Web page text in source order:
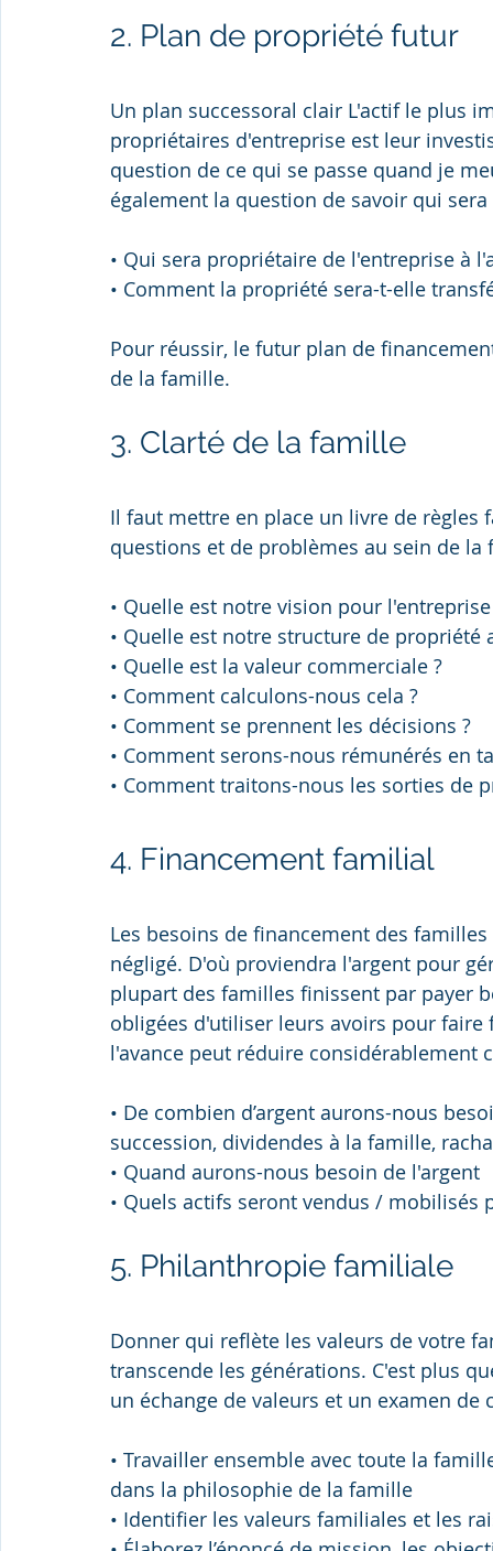
2. Plan de propriété futur
Un plan successoral clair L'actif le plus
propriétaires d'entreprise est leur
question de ce qui se passe quand je
également la question de savoir qui
• Qui sera propriétaire de l'entreprise à
• Comment la propriété sera-t-elle
Pour réussir, le futur plan de
de la famille.
3. Clarté de la famille
Il faut mettre en place un livre de
questions et de problèmes au sein de
• Quelle est notre vision pour l'entreprise
• Quelle est notre structure de propriété
• Quelle est la valeur commerciale ?
• Comment calculons-nous cela ?
• Comment se prennent les décisions ?
• Comment serons-nous rémunérés en
• Comment traitons-nous les sorties de
4. Financement familial
Les besoins de financement des
négligé. D'où proviendra l'argent pour
plupart des familles finissent par payer
obligées d'utiliser leurs avoirs pour
l'avance peut réduire considérablement
• De combien d’argent aurons-nous
succession, dividendes à la famille,
• Quand aurons-nous besoin de l'argent
• Quels actifs seront vendus /
5. Philanthropie familiale
Donner qui reflète les valeurs de votre
transcende les générations. C'est plus
un échange de valeurs et un examen
• Travailler ensemble avec toute la
dans la philosophie de la famille
• Identifier les valeurs familiales et les